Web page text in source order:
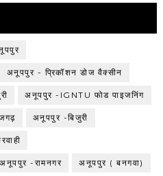
अनूपपुर - प्रिकॉशन डोज वैक्सीन
अनूपपुर -IGNTU फोड पाइजनिंग
अनूपपुर -बिजुरी
अनूपपुर -रामनगर अनूपपुर ( बनगवा)